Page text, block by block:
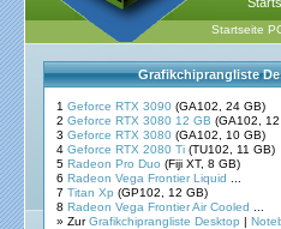
Startseite
Grafikchiprangliste
1 Geforce RTX 3090 (GA102, 24 GB)
2 Geforce RTX 3080 12 GB (GA102,
3 Geforce RTX 3080 (GA102, 10 GB)
4 Geforce RTX 2080 Ti (TU102, 11 GB)
5 Radeon Pro Duo (Fiji XT, 8 GB)
6 Radeon Vega Frontier Liquid
7 Titan Xp (GP102, 12 GB)
8 Radeon Vega Frontier Air Cooled
» ZurGrafikchiprangliste Desktop |